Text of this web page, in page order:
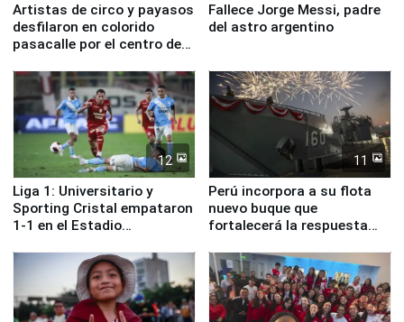
Artistas de circo y payasos
desfilaron en colorido
pasacalle por el centro de
Fallece Jorge Messi, padre
del astro argentino
12
Liga 1: Universitario y
Sporting Cristal empataron
1-1 en el Estadio
11
Perú incorpora a su flota
nuevo buque que
fortalecerá la respuesta